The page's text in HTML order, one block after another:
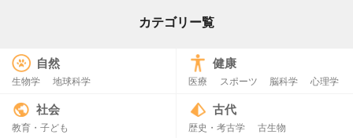
カテゴリー覧
自然
生物学 地球科学
健康
医療 スポーツ 脳科学 心理学
社会
教育・子ども
古代
歴史・考古学 古生物